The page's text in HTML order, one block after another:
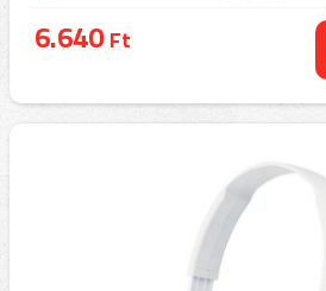
6.640Ft